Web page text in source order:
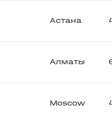
Астана
Алматы
Moscow